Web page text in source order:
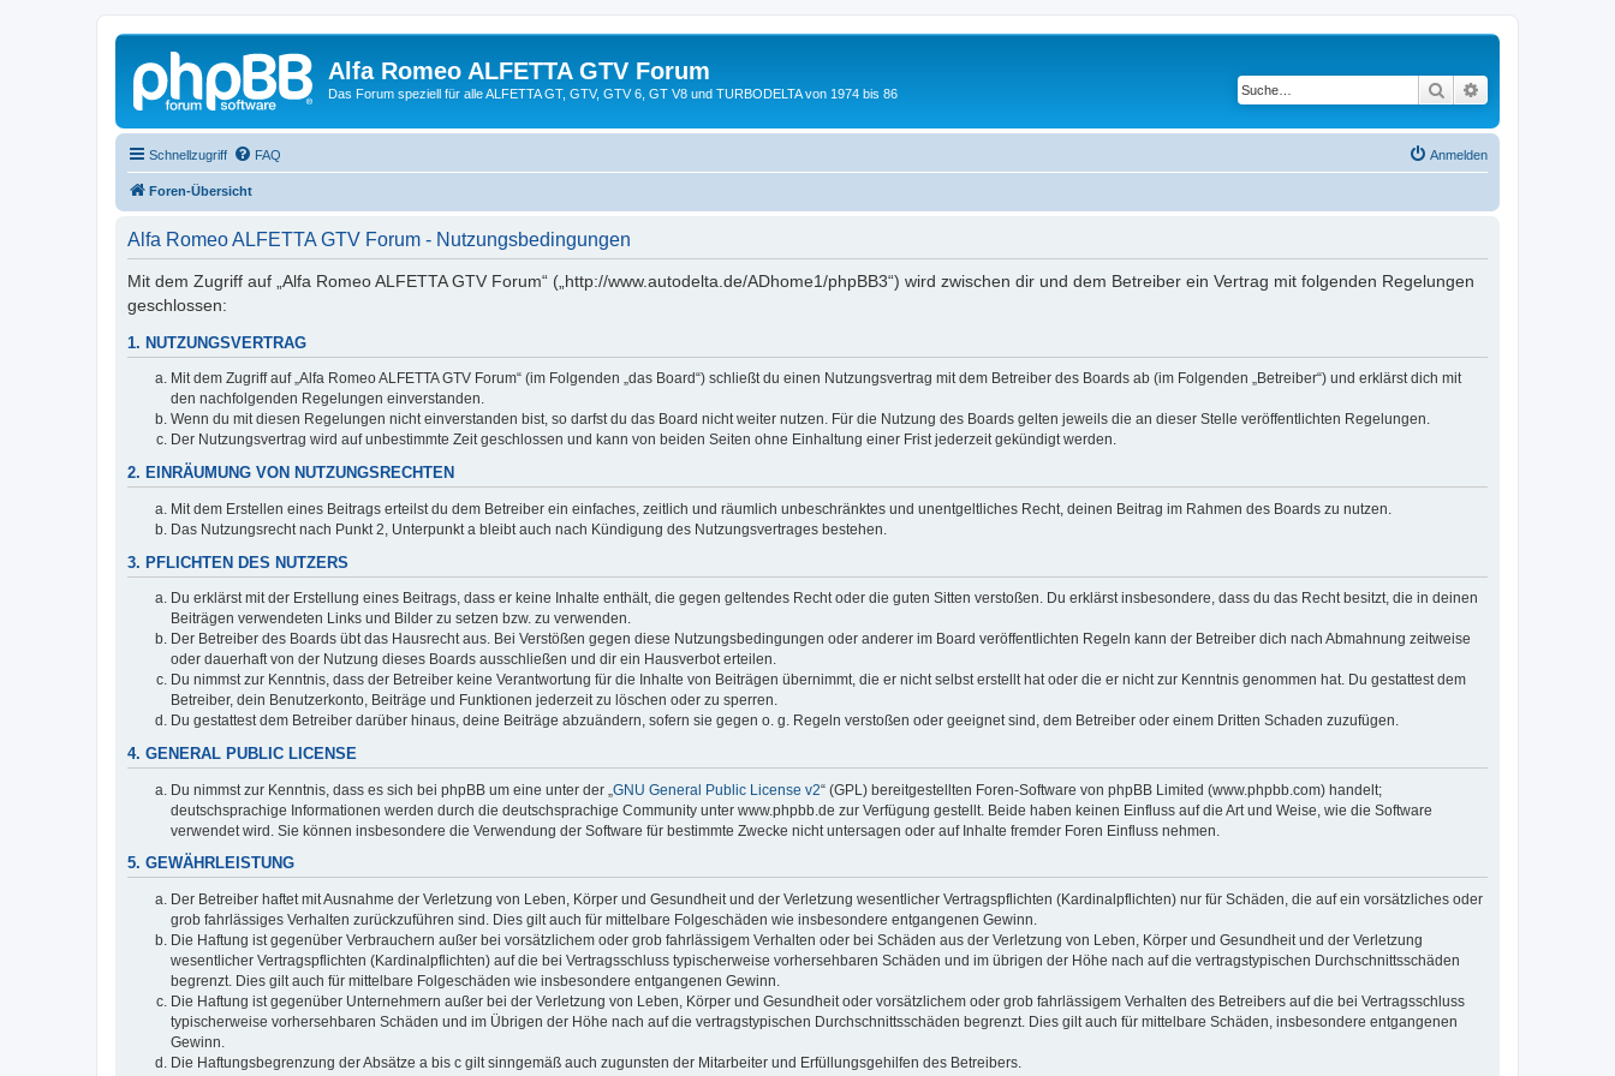
Alfa Romeo ALFETTA GTV Forum
Das Forum speziell für alle ALFETTA GT, GTV, GTV 6, GT V8 und TURBODELTA von 1974 bis 86 Suche
Schnellzugriff FAQ Anmelden
Foren-Übersicht
Alfa Romeo ALFETTA GTV Forum - Nutzungsbedingungen
Mit dem Zugriff auf „Alfa Romeo ALFETTA GTV Forum“ („http://www.autodelta.de/ADhome1/phpBB3“) wird zwischen dir und dem Betreiber ein Vertrag mit folgenden Regelungen
geschlossen:
1. NUTZUNGSVERTRAG
Mit dem Zugriff auf „Alfa Romeo ALFETTA GTV Forum“ (im Folgenden „das Board“) schließt du einen Nutzungsvertrag mit dem Betreiber des Boards ab (im Folgenden „Betreiber“) und erklärst dich mit
den nachfolgenden Regelungen einverstanden.
Wenn du mit diesen Regelungen nicht einverstanden bist, so darfst du das Board nicht weiter nutzen. Für die Nutzung des Boards gelten jeweils die an dieser Stelle veröffentlichten Regelungen.
Der Nutzungsvertrag wird auf unbestimmte Zeit geschlossen und kann von beiden Seiten ohne Einhaltung einer Frist jederzeit gekündigt werden.
2. EINRÄUMUNG VON NUTZUNGSRECHTEN
Mit dem Erstellen eines Beitrags erteilst du dem Betreiber ein einfaches, zeitlich und räumlich unbeschränktes und unentgeltliches Recht, deinen Beitrag im Rahmen des Boards zu nutzen.
Das Nutzungsrecht nach Punkt 2, Unterpunkt a bleibt auch nach Kündigung des Nutzungsvertrages bestehen.
3. PFLICHTEN DES NUTZERS
Du erklärst mit der Erstellung eines Beitrags, dass er keine Inhalte enthält, die gegen geltendes Recht oder die guten Sitten verstoßen. Du erklärst insbesondere, dass du das Recht besitzt, die in deinen
Beiträgen verwendeten Links und Bilder zu setzen bzw. zu verwenden.
Der Betreiber des Boards übt das Hausrecht aus. Bei Verstößen gegen diese Nutzungsbedingungen oder anderer im Board veröffentlichten Regeln kann der Betreiber dich nach Abmahnung zeitweise
oder dauerhaft von der Nutzung dieses Boards ausschließen und dir ein Hausverbot erteilen.
Du nimmst zur Kenntnis, dass der Betreiber keine Verantwortung für die Inhalte von Beiträgen übernimmt, die er nicht selbst erstellt hat oder die er nicht zur Kenntnis genommen hat. Du gestattest dem
Betreiber, dein Benutzerkonto, Beiträge und Funktionen jederzeit zu löschen oder zu sperren.
Du gestattest dem Betreiber darüber hinaus, deine Beiträge abzuändern, sofern sie gegen o. g. Regeln verstoßen oder geeignet sind, dem Betreiber oder einem Dritten Schaden zuzufügen.
4. GENERAL PUBLIC LICENSE
Du nimmst zur Kenntnis, dass es sich bei phpBB um eine unter der „ GNU General Public License v2“ (GPL) bereitgestellten Foren-Software von phpBB Limited (www.phpbb.com) handelt;
deutschsprachige Informationen werden durch die deutschsprachige Community unter www.phpbb.de zur Verfügung gestellt. Beide haben keinen Einfluss auf die Art und Weise, wie die Software
verwendet wird. Sie können insbesondere die Verwendung der Software für bestimmte Zwecke nicht untersagen oder auf Inhalte fremder Foren Einfluss nehmen.
5. GEWÄHRLEISTUNG
Der Betreiber haftet mit Ausnahme der Verletzung von Leben, Körper und Gesundheit und der Verletzung wesentlicher Vertragspflichten (Kardinalpflichten) nur für Schäden, die auf ein vorsätzliches oder
grob fahrlässiges Verhalten zurückzuführen sind. Dies gilt auch für mittelbare Folgeschäden wie insbesondere entgangenen Gewinn.
Die Haftung ist gegenüber Verbrauchern außer bei vorsätzlichem oder grob fahrlässigem Verhalten oder bei Schäden aus der Verletzung von Leben, Körper und Gesundheit und der Verletzung
wesentlicher Vertragspflichten (Kardinalpflichten) auf die bei Vertragsschluss typischerweise vorhersehbaren Schäden und im übrigen der Höhe nach auf die vertragstypischen Durchschnittsschäden
begrenzt. Dies gilt auch für mittelbare Folgeschäden wie insbesondere entgangenen Gewinn.
Die Haftung ist gegenüber Unternehmern außer bei der Verletzung von Leben, Körper und Gesundheit oder vorsätzlichem oder grob fahrlässigem Verhalten des Betreibers auf die bei Vertragsschluss
typischerweise vorhersehbaren Schäden und im Übrigen der Höhe nach auf die vertragstypischen Durchschnittsschäden begrenzt. Dies gilt auch für mittelbare Schäden, insbesondere entgangenen
Gewinn.
Die Haftungsbegrenzung der Absätze a bis c gilt sinngemäß auch zugunsten der Mitarbeiter und Erfüllungsgehilfen des Betreibers.